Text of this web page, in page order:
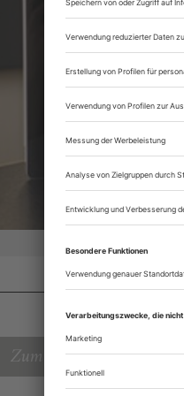
Zum Inhaltsverzeichnis